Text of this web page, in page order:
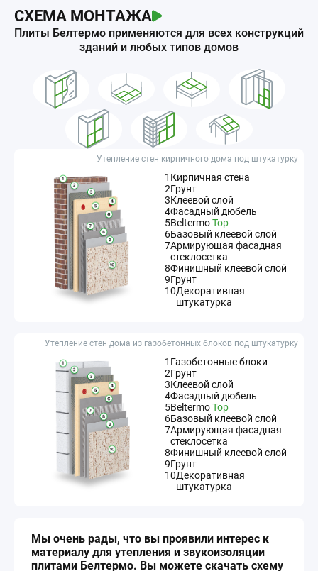
СХЕМА МОНТАЖА
Плиты Белтермо применяются для всех конструкций
зданий и любых типов домов
Утепление стен кирпичного дома под штукатурку
1 Кирпичная стена
2Грунт
3Клеевой слой
4Фасадный дюбель
5BeltermoTop
6Базовый клеевой слой
7Армирующая фасадная
стеклосетка
8Финишный клеевой слой
9Грунт
10Декоративная
штукатурка
Утепление стен дома из газобетонных блоков под штукатурку
1 Газобетонные блоки
2Грунт
3Клеевой слой
4Фасадный дюбель
5BeltermoTop
6Базовый клеевой слой
7Армирующая фасадная
стеклосетка
8Финишный клеевой слой
9Грунт
10Декоративная
штукатурка
Мы очень рады, что вы проявили интерес к
материалу для утепления и звукоизоляции
плитами Белтермо. Вы можете скачать схему